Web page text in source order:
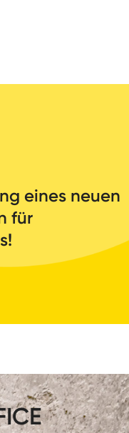
eines neuen
für